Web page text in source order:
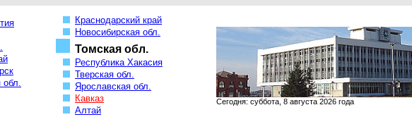
обл.
Краснодарский край
Новосибирская обл.
Томская обл.
Республика Хакасия
Тверская обл.
Ярославская обл.
Кавказ
Алтай
Сегодня: суббота, 8 августа 2026 года